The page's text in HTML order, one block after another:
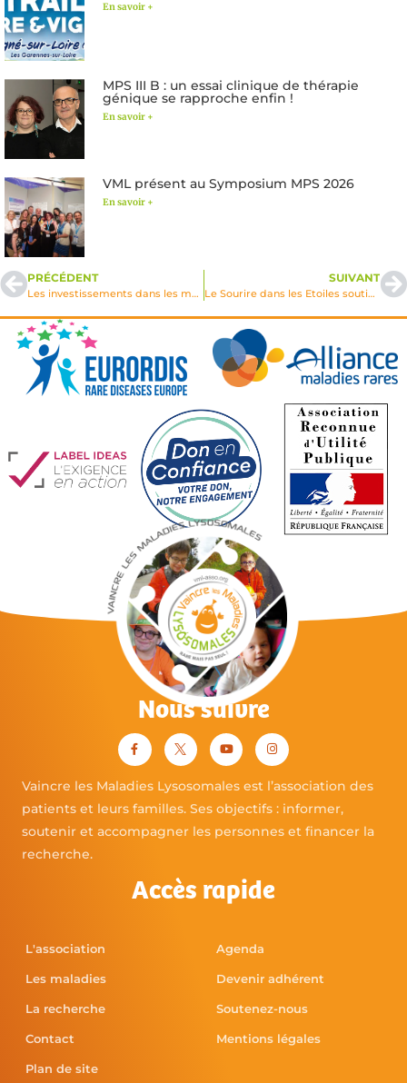
En savoir +
MPS III B : un essai clinique de thérapie
génique se rapproche enfin !
En savoir +
VML présent au Symposium MPS 2026
En savoir +
PRÉCÉDENT
Les investissements dans les maladies rares, et notamment lysosomales, se poursuivent et s’intensifient.
SUIVANT
Le Sourire dans les Etoiles soutient VML pour les Céroïdes lipofuscinoses
Nous suivre
Vaincre les Maladies Lysosomales est l’association des
patients et leurs familles. Ses objectifs : informer,
soutenir et accompagner les personnes et financer la
recherche.
Accès rapide
L'association
Les maladies
La recherche
Contact
Plan de site
Agenda
Devenir adhérent
Soutenez-nous
Mentions légales